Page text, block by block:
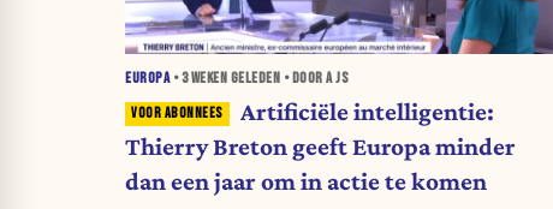
EUROPA•3 WEKEN GELEDEN • DOOR A JS
Artificiële intelligentie:
Thierry Breton geeft Europa minder
dan een jaar om in actie te komen